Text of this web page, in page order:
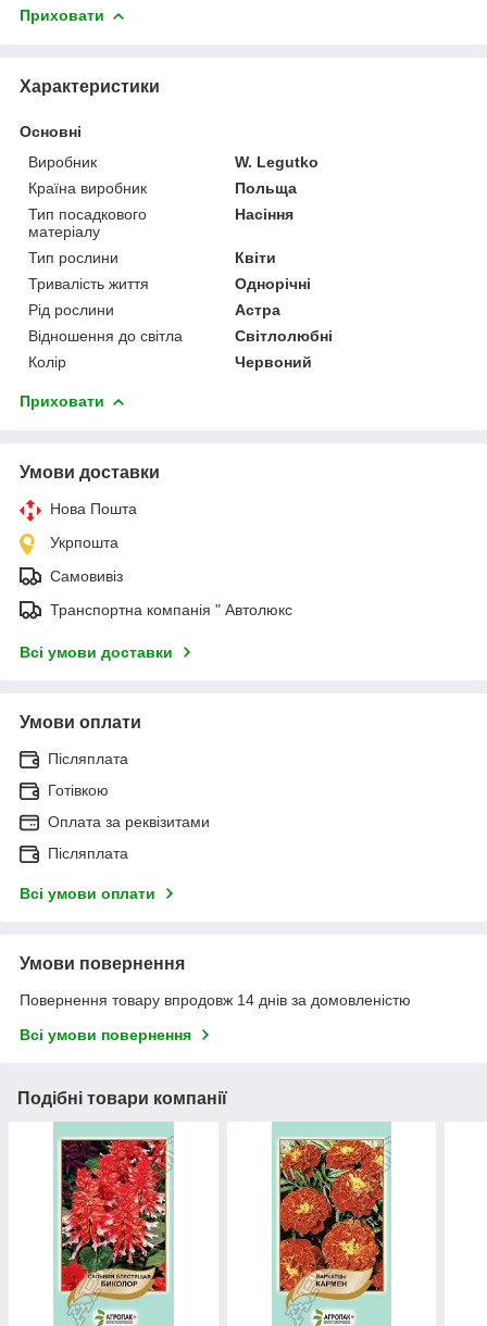
Приховати
Характеристики
Основні
Виробник
W. Legutko
Країна виробник
Польща
Тип посадкового
матеріалу
Насіння
Тип рослини
Квіти
Тривалість життя
Однорічні
Рід рослини
Астра
Відношення до світла
Світлолюбні
Колір
Червоний
Приховати
Умови доставки
Нова Пошта
Укрпошта
Самовивіз
Транспортна компанія " Автолюкс
Всі умови доставки
Умови оплати
Післяплата
Готівкою
Оплата за реквізитами
Післяплата
Всі умови оплати
Умови повернення
Повернення товару впродовж 14 днів за домовленістю
Всі умови повернення
Подібні товари компанії